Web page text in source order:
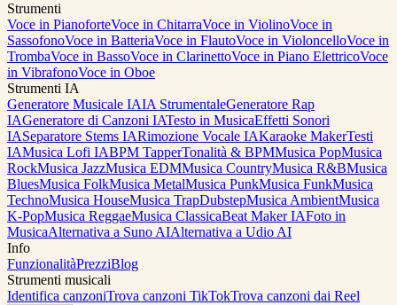
Strumenti
Voce in PianoforteVoce in ChitarraVoce in ViolinoVoce in
SassofonoVoce in BatteriaVoce in FlautoVoce in VioloncelloVoce in
TrombaVoce in BassoVoce in ClarinettoVoce in Piano ElettricoVoce
in VibrafonoVoce in Oboe
Strumenti IA
Generatore Musicale IAIA StrumentaleGeneratore Rap
IAGeneratore di Canzoni IATesto in MusicaEffetti Sonori
IASeparatore Stems IARimozione Vocale IAKaraoke MakerTesti
IAMusica Lofi IABPM TapperTonalità & BPMMusica PopMusica
RockMusica JazzMusica EDMMusica CountryMusica R&BMusica
BluesMusica FolkMusica MetalMusica PunkMusica FunkMusica
TechnoMusica HouseMusica TrapDubstepMusica AmbientMusica
K-PopMusica ReggaeMusica ClassicaBeat Maker IAFoto in
MusicaAlternativa a Suno AIAlternativa a Udio AI
Info
FunzionalitàPrezziBlog
Strumenti musicali
Identifica canzoniTrova canzoni TikTokTrova canzoni dai Reel